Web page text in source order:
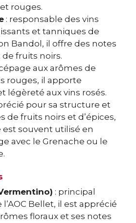
rouges.
: responsable des vins
et tanniques de
Bandol, il offre des notes
fruits noirs.
aux arômes de
rouges, il apporte
légèreté aux vins rosés.
pour sa structure et
de fruits noirs et d’épices,
est souvent utilisé en
avec le Grenache ou le
: principal
Bellet, il est apprécié
floraux et ses notes